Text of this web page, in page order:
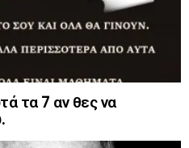
τα 7 αν θες να